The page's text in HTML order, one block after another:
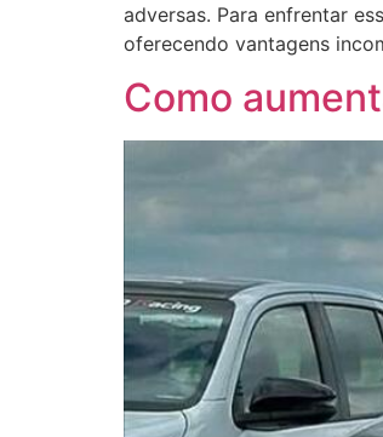
adversas. Para enfrentar
oferecendo vantagens
Como